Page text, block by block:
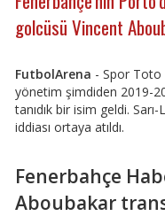
golcüsü Vincent
FutbolArena - Spor Toto
yönetim şimdiden 2019-
tanıdık bir isim geldi.
iddiası ortaya atıldı.
Fenerbahçe
Aboubakar